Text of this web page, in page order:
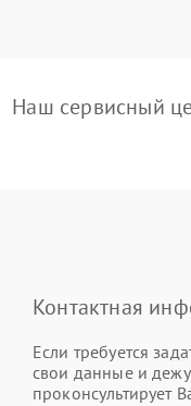
Наш сервисный
Контактная
Если требуется
свои данные и
проконсультирует